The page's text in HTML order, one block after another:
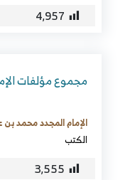
4٬957
مجموع مؤلفات
الإمام المجدد محمد بن
الكتب
3٬555